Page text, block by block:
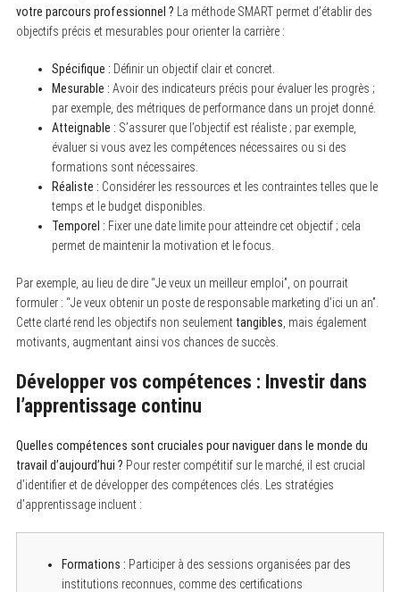
votre parcours professionnel ? La méthode SMART permet d’établir des
objectifs précis et mesurables pour orienter la carrière :
Spécifique : Définir un objectif clair et concret.
Mesurable : Avoir des indicateurs précis pour évaluer les progrès ;
par exemple, des métriques de performance dans un projet donné.
Atteignable : S’assurer que l’objectif est réaliste ; par exemple,
évaluer si vous avez les compétences nécessaires ou si des
formations sont nécessaires.
Réaliste : Considérer les ressources et les contraintes telles que le
temps et le budget disponibles.
Temporel : Fixer une date limite pour atteindre cet objectif ; cela
permet de maintenir la motivation et le focus.
Par exemple, au lieu de dire “Je veux un meilleur emploi”, on pourrait
formuler : “Je veux obtenir un poste de responsable marketing d’ici un an”.
Cette clarté rend les objectifs non seulement tangibles , mais également
motivants, augmentant ainsi vos chances de succès.
Développer vos compétences : Investir dans
l’apprentissage continu
Quelles compétences sont cruciales pour naviguer dans le monde du
travail d’aujourd’hui ? Pour rester compétitif sur le marché, il est crucial
d’identifier et de développer des compétences clés. Les stratégies
d’apprentissage incluent :
Formations : Participer à des sessions organisées par des
institutions reconnues, comme des certifications